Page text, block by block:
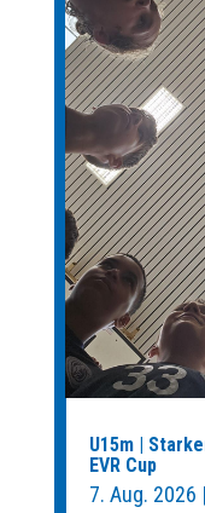
U15m |
EVR Cup
7. Aug. 2026 |